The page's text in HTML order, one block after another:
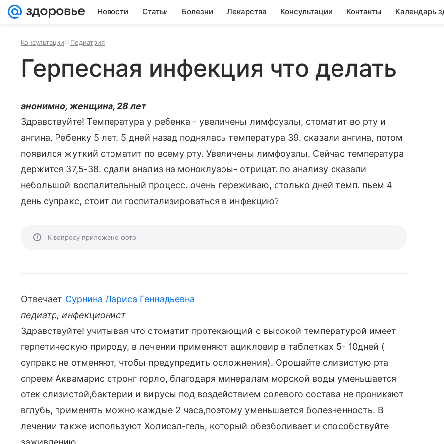
Новости Статьи Болезни Лекарства Консультации Контакты Календарь
Консультации Педиатрия
Герпесная инфекция что делать
анонимно, женщина, 28 лет
Здравствуйте! Температура у ребенка - увеличены лимфоузлы, стоматит во рту и
ангина. Ребенку 5 лет. 5 дней назад поднялась температура 39. сказали ангина, потом
появился жуткий стоматит по всему рту. Увеличены лимфоузлы. Сейчас температура
держится 37,5-38. сдали анализ на моноклуары- отрицат. по анализу сказали
небольшой воспалительный процесс. очень переживаю, столько дней темп. пьем 4
день супракс, стоит ли госпитализироваться в инфекцию?
К вопросу приложено фото
Отвечает Сурнина Лариса Геннадьевна
педиатр, инфекционист
Здравствуйте! учитывая что стоматит протекающий с высокой температурой имеет
герпетическую природу, в лечении применяют ацикловир в таблетках 5- 10дней (
супракс не отменяют, чтобы предупредить осложнения). Орошайте слизистую рта
спреем Аквамарис стронг горло, благодаря минералам морской воды уменьшается
отек слизистой,бактерии и вирусы под воздействием солевого состава не проникают
вглубь, применять можно каждые 2 часа,поэтому уменьшается болезненность. В
лечении также используют Холисал-гель, который обезболивает и способствуйте
заживлению.